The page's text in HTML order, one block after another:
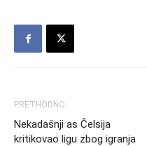
PRETHODNO
Nekadašnji as Čelsija
kritikovao ligu zbog igranja